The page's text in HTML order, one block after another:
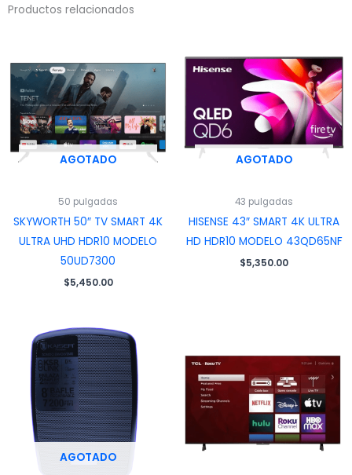
Productos relacionados
AGOTADO
50 pulgadas
SKYWORTH 50″ TV SMART 4K
ULTRA UHD HDR10 MODELO
50UD7300
$5,450.00
AGOTADO
43 pulgadas
HISENSE 43″ SMART 4K ULTRA
HD HDR10 MODELO 43QD65NF
$5,350.00
AGOTADO